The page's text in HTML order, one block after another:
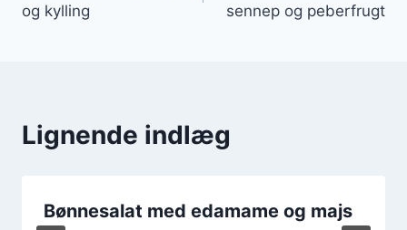
og kylling
sennep og peberfrugt
Lignende indlæg
Bønnesalat med edamame og majs